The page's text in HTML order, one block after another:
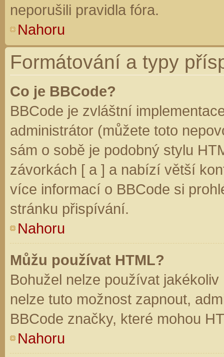
neporušili pravidla fóra.
Nahoru
Formátování a typy
Co je BBCode?
BBCode je zvláštní
administrátor (můžete toto
sám o sobě je podobný stylu
závorkách [ a ] a nabízí větší
více informací o BBCode si
stránku přispívání.
Nahoru
Můžu používat HTML?
Bohužel nelze používat
nelze tuto možnost zapnout,
BBCode značky, které mohou
Nahoru